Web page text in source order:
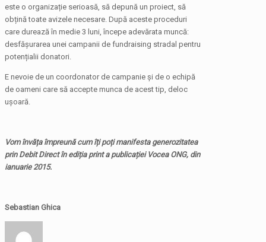
este o organizație serioasă, să depună un proiect, să
obțină toate avizele necesare. După aceste proceduri
care durează în medie 3 luni, începe adevărata muncă:
desfășurarea unei campanii de fundraising stradal pentru
potențialii donatori.
E nevoie de un coordonator de campanie și de o echipă
de oameni care să accepte munca de acest tip, deloc
ușoară.
Vom învăța împreună cum îți poți manifesta generozitatea
prin Debit Direct în ediția print a publicației Vocea ONG, din
ianuarie 2015.
Sebastian Ghica